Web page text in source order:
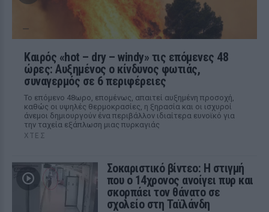
Καιρός «hot – dry – windy» τις επόμενες 48
ώρες: Αυξημένος ο κίνδυνος φωτιάς,
συναγερμός σε 6 περιφέρειες
Το επόμενο 48ωρο, επομένως, απαιτεί αυξημένη προσοχή,
καθώς οι υψηλές θερμοκρασίες, η ξηρασία και οι ισχυροί
άνεμοι δημιουργούν ένα περιβάλλον ιδιαίτερα ευνοϊκό για
την ταχεία εξάπλωση μιας πυρκαγιάς
ΧΤΕΣ
Σοκαριστικό βίντεο: Η στιγμή
που ο 14χρονος ανοίγει πυρ και
σκορπάει τον θάνατο σε
σχολείο στη Ταϊλάνδη